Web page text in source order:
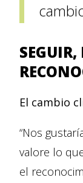
SEGUIR,
El cambio
“Nos
valore lo
el